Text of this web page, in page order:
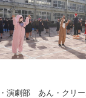
・演劇部 あん・クリ